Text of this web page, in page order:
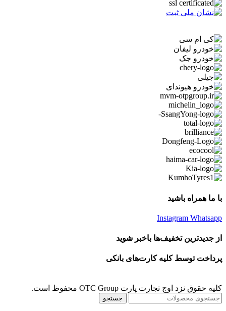
با ما همراه باشید
Instagram Whatsapp
از جدیدترین تخفیف‌ها باخبر شوید
پرداخت توسط کلیه کارت‌های بانکی
کلیه حقوق نزد اوج تجارت پارت OTC Group محفوظ است.
جستجو